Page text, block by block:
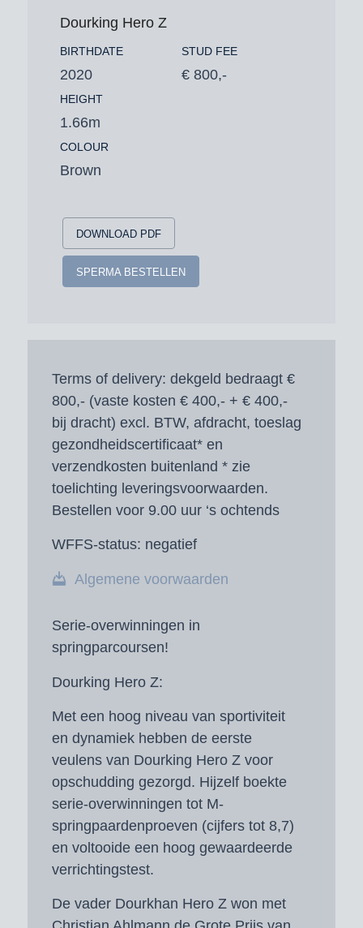
Dourking Hero Z
BIRTHDATE
2020
HEIGHT
1.66m
COLOUR
Brown
STUD FEE
€ 800,-
DOWNLOAD PDF
SPERMA BESTELLEN
Terms of delivery: dekgeld bedraagt €
800,- (vaste kosten € 400,- + € 400,-
bij dracht) excl. BTW, afdracht, toeslag
gezondheidscertificaat* en
verzendkosten buitenland * zie
toelichting leveringsvoorwaarden.
Bestellen voor 9.00 uur ‘s ochtends
WFFS-status: negatief
Algemene voorwaarden
Serie-overwinningen in
springparcoursen!
Dourking Hero Z:
Met een hoog niveau van sportiviteit
en dynamiek hebben de eerste
veulens van Dourking Hero Z voor
opschudding gezorgd. Hijzelf boekte
serie-overwinningen tot M-
springpaardenproeven (cijfers tot 8,7)
en voltooide een hoog gewaardeerde
verrichtingstest.
De vader Dourkhan Hero Z won met